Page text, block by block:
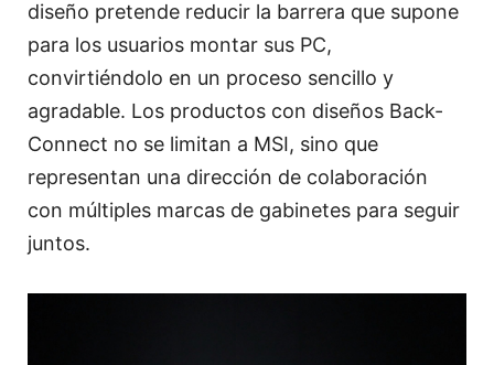
diseño pretende reducir la barrera que supone
para los usuarios montar sus PC,
convirtiéndolo en un proceso sencillo y
agradable. Los productos con diseños Back-
Connect no se limitan a MSI, sino que
representan una dirección de colaboración
con múltiples marcas de gabinetes para seguir
juntos.